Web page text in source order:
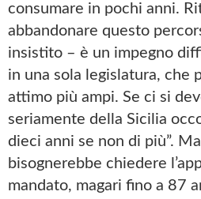
consumare in pochi anni.
abbandonare questo
insistito – è un impegno
in una sola legislatura, che
attimo più ampi. Se ci si
seriamente della Sicilia
dieci anni se non di più”.
bisognerebbe chiedere
mandato, magari fino a 87